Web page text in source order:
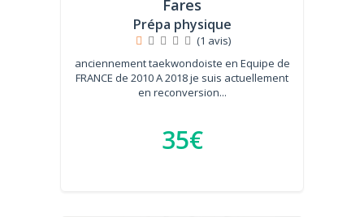
Fares
Prépa physique
(1 avis)
anciennement taekwondoiste en Equipe de
FRANCE de 2010 A 2018 je suis actuellement
en reconversion...
35€